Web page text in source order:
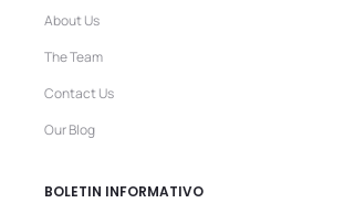
About Us
The Team
Contact Us
Our Blog
BOLETIN INFORMATIVO